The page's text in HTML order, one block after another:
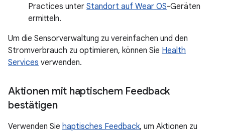
Practices unter Standort auf Wear OS-Geräten
ermitteln.
Um die Sensorverwaltung zu vereinfachen und den
Stromverbrauch zu optimieren, können Sie Health
Services verwenden.
Aktionen mit haptischem Feedback
bestätigen
Verwenden Sie haptisches Feedback, um Aktionen zu